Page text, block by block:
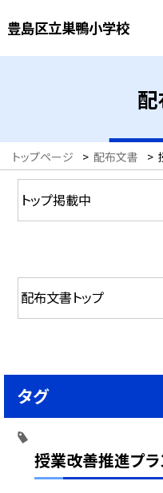
豊島区立巣鴨小学校
トップページ > 配布文書 >
授業改善推進プラ
タグ